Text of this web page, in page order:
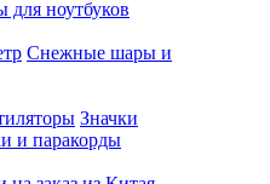
для ноутбуков
Снежные шары и
Значки
и паракорды